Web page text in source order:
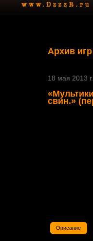
Архив игр
18 мая 2013 г.
свин.»
Описание